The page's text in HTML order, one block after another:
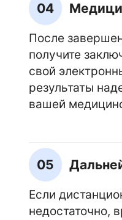
04
После
получите
свой
результаты
вашей
05
Если
недостаточно,